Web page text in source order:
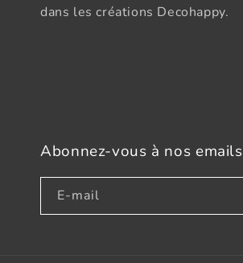
dans les créations Decohappy.
Abonnez-vous à nos emails
E-mail